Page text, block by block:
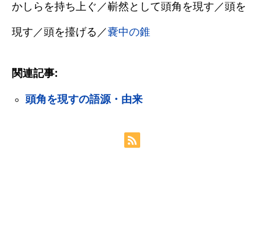
かしらを持ち上ぐ／嶄然として頭角を現す／頭を
現す／頭を擡げる／嚢中の錐
関連記事:
頭角を現すの語源・由来